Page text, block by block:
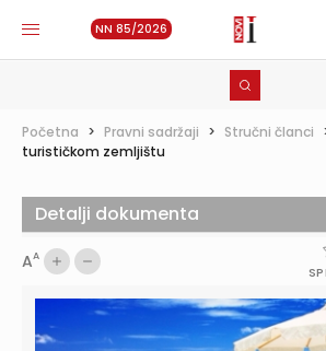
NN 85/2026
Početna > Pravni sadržaji > Stručni članci
turističkom zemljištu
AA
Detalji dokumenta